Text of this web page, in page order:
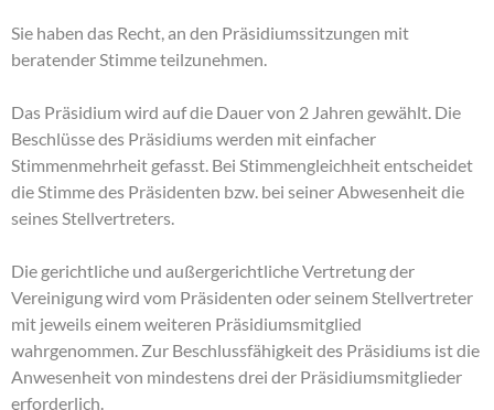
Sie haben das Recht, an den Präsidiumssitzungen mit
beratender Stimme teilzunehmen.
Das Präsidium wird auf die Dauer von 2 Jahren gewählt. Die
Beschlüsse des Präsidiums werden mit einfacher
Stimmenmehrheit gefasst. Bei Stimmengleichheit entscheidet
die Stimme des Präsidenten bzw. bei seiner Abwesenheit die
seines Stellvertreters.
Die gerichtliche und außergerichtliche Vertretung der
Vereinigung wird vom Präsidenten oder seinem Stellvertreter
mit jeweils einem weiteren Präsidiumsmitglied
wahrgenommen. Zur Beschlussfähigkeit des Präsidiums ist die
Anwesenheit von mindestens drei der Präsidiumsmitglieder
erforderlich.